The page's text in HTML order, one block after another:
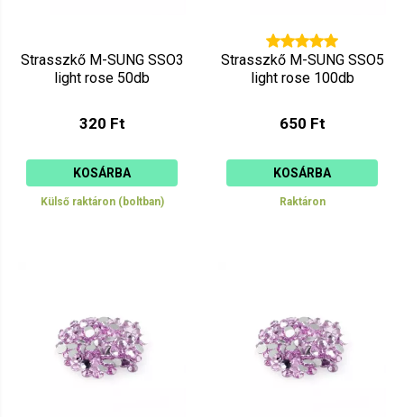
Strasszkő M-SUNG SSO3
light rose 50db
320 Ft
KOSÁRBA
Külső raktáron (boltban)
Strasszkő M-SUNG SSO5
light rose 100db
650 Ft
KOSÁRBA
Raktáron